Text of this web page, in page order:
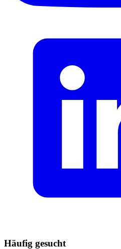
Häufig gesucht